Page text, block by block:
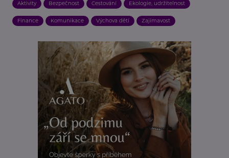
Aktivity Bezpečnost Cestování Ekologie, udržitelnost
Finance Komunikace Výchova dětí Zajímavost